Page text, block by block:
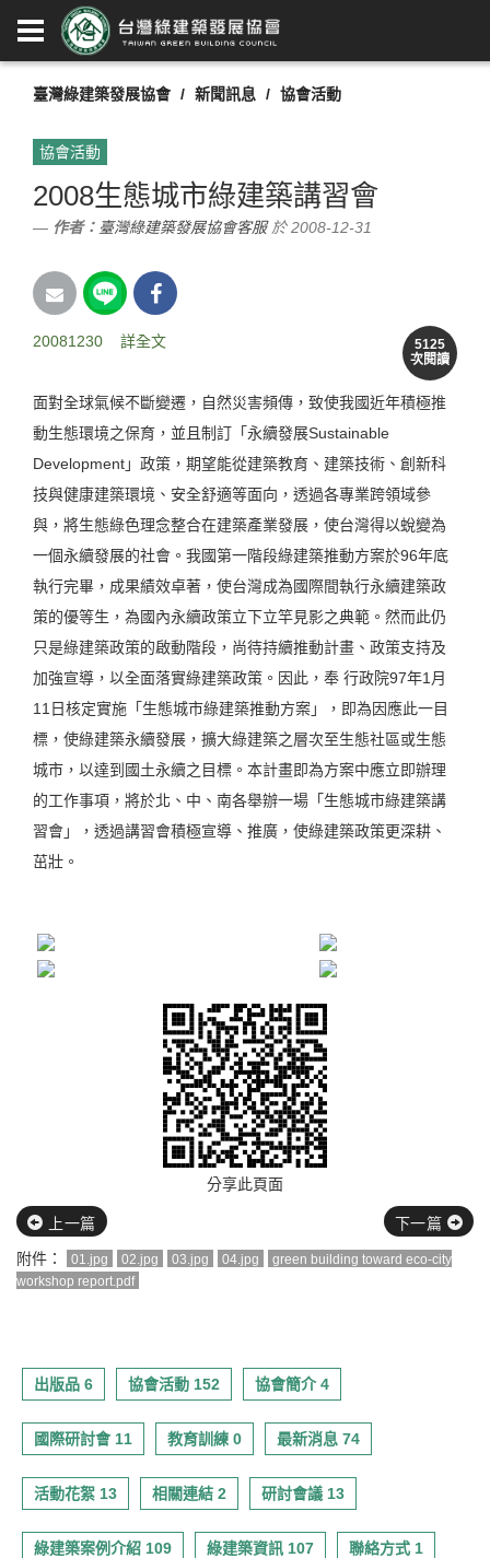
臺灣綠建築發展協會 新聞訊息 協會活動
協會活動
2008生態城市綠建築講習會
作者： 臺灣綠建築發展協會客服於 2008-12-31
5125
次閱讀
20081230 詳全文
面對全球氣候不斷變遷，自然災害頻傳，致使我國近年積極推
動生態環境之保育，並且制訂「永續發展Sustainable
Development」政策，期望能從建築教育、建築技術、創新科
技與健康建築環境、安全舒適等面向，透過各專業跨領域參
與，將生態綠色理念整合在建築產業發展，使台灣得以蛻變為
一個永續發展的社會。我國第一階段綠建築推動方案於96年底
執行完畢，成果績效卓著，使台灣成為國際間執行永續建築政
策的優等生，為國內永續政策立下立竿見影之典範。然而此仍
只是綠建築政策的啟動階段，尚待持續推動計畫、政策支持及
加強宣導，以全面落實綠建築政策。因此，奉 行政院97年1月
11日核定實施「生態城市綠建築推動方案」，即為因應此一目
標，使綠建築永續發展，擴大綠建築之層次至生態社區或生態
城市，以達到國土永續之目標。本計畫即為方案中應立即辦理
的工作事項，將於北、中、南各舉辦一場「生態城市綠建築講
習會」，透過講習會積極宣導、推廣，使綠建築政策更深耕、
茁壯。
分享此頁面
上一篇
下一篇
附件：
01.jpg 02.jpg 03.jpg 04.jpg
green building toward eco-city
workshop report.pdf
出版品 6 協會活動 152 協會簡介 4
國際研討會 11 教育訓練 0 最新消息 74
活動花絮 13 相關連結 2 研討會議 13
綠建築案例介紹 109 綠建築資訊 107 聯絡方式 1